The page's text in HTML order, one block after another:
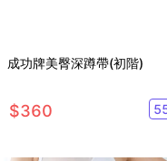
成功牌美臀深蹲帶(初階)
$360